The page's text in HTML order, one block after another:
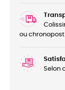
ou chronopost
Selon